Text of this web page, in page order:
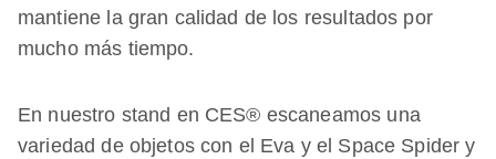
mantiene la gran calidad de los resultados por
mucho más tiempo.
En nuestro stand en CES® escaneamos una
variedad de objetos con el Eva y el Space Spider y